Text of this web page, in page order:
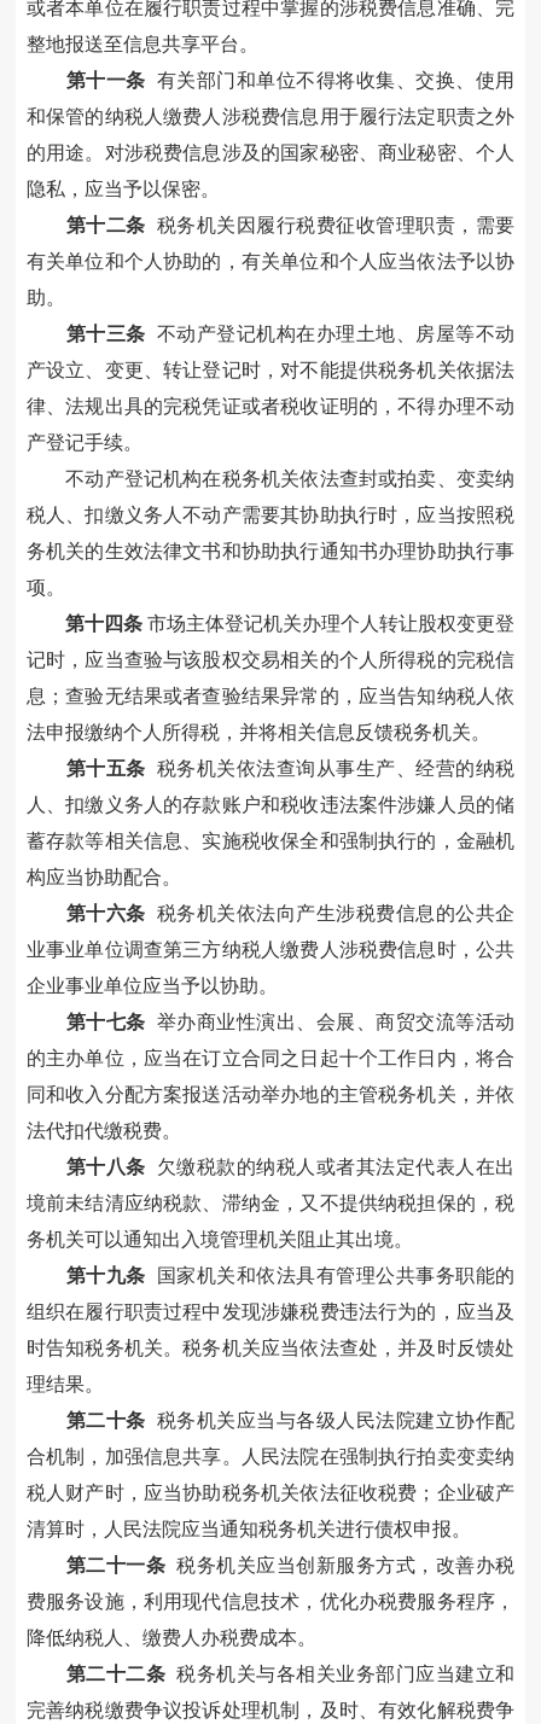
或者本单位在履行职责过程中掌握的涉税费信息准确、完
整地报送至信息共享平台 。
第十一条 有关部门和单位不得将收集、交换、使用
和保管的纳税人缴费人 涉税费信息用于履行法定职责之外
的用途。对涉税费信息涉及的国家秘密、商业秘密、个人
隐私，应当予以保密。
第十二条 税务机关因履行税费征收管理职责，需要
有关单位和个人协助的，有关单位和个人应当依法予以协
助。
第十三条 不动产登记机构在办理土地、房屋等不动
产设立、变更、转让登记时，对不能提供税务机关依据法
律、法规出具的完税凭证或者税收证明的，不得办理不动
产登记手续。
不动产登记机构在税务机关依法查封或拍卖、变卖纳
税人、扣缴义务人不动产需要其协助执行时，应当按照税
务机关的生效法律文书和协助执行通知书办理协助执行事
项。
第十四条 市场主体登记机关办理个人转让股权变更登
记时 ，应当查验与该股权交易相关的个人所得税的完税信
息 ；查验无结果或者查验结果异常的，应当告知纳税人依
法申报缴纳个人所得税，并将相关信息反馈税务机关。
第十五条 税务机关依法查询从事生产、经营的纳税
人、扣缴义务人的存款账户和税收违法案件涉嫌人员的储
蓄存款等相关信息、实施税收保全和强制执行的，金融机
构应当协助配合。
第十六条 税务机关依法向产生涉税费信息的公共企
业事业单位调查第三方纳税人缴费人 涉税费信息时，公共
企业事业单位应当予以协助。
第十七条 举办商业性演出、会展、商贸交流等活动
的主办单位，应当在订立合同之日起十个工作日内，将合
同和收入分配方案报送活动举办地的主管税务机关，并依
法代扣代缴税费。
第十八条
欠缴税款的纳税人或者其法定代表人在出
境前未结清应纳税款、滞纳金，又不提供纳税担保的，税
务机关可以通知出入境管理机关阻止其出境。
第十九条
国家机关和依法具有管理公共事务职能的
组织在履行职责过程中发现涉嫌税费违法行为的，应当及
时告知税务机关。税务机关应当依法查处，并及时反馈处
理结果。
第二十条 税务机关应当与各级人民法院建立协作配
合机制，加强信息共享。人民法院在强制执行拍卖变卖纳
税人财产时，应当协助税务机关依法征收税费； 企业破产
清算时，
人民法院应当通知税务机关进行债权申报。
第二十一条 税务机关应当创新服务方式，改善办税
费服务设施，利用现代信息技术，优化办税费服务程序，
降低纳税人
缴费人 办税费成本。
第二十二条 税务机关与各相关业务部门应当建立和
完善纳税缴费争议投诉处理机制，及时、有效化解税费争